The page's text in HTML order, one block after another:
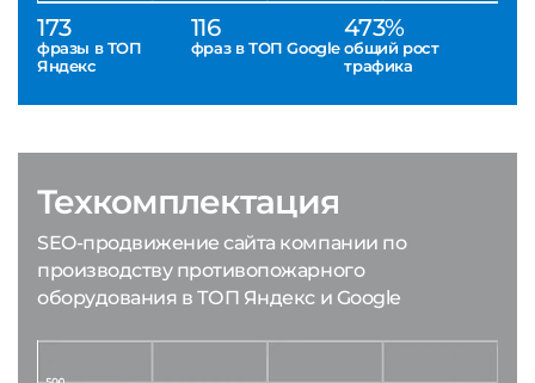
173
фразы в ТОП
Яндекс
116
фраз в ТОП Google
473%
общий рост
трафика
Техкомплектация
SEO-продвижение сайта компании по
производству противопожарного
оборудования в ТОП Яндекс и Google